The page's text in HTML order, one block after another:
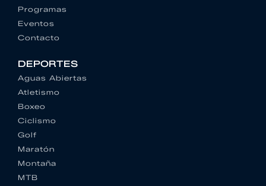
Programas
Eventos
Contacto
DEPORTES
Aguas Abiertas
Atletismo
Boxeo
Ciclismo
Golf
Maratón
Montaña
MTB